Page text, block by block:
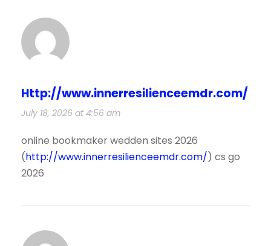
Http://www.innerresilienceemdr.com/
July 18, 2026 at 4:56 am
online bookmaker wedden sites 2026
(http://www.innerresilienceemdr.com/) cs go
2026